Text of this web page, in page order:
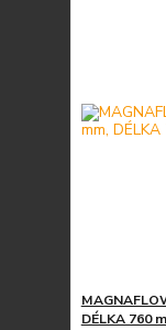
DÉLKA 760